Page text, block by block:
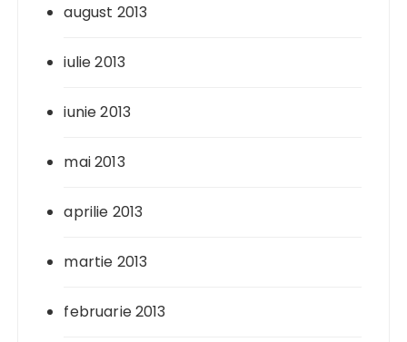
august 2013
iulie 2013
iunie 2013
mai 2013
aprilie 2013
martie 2013
februarie 2013